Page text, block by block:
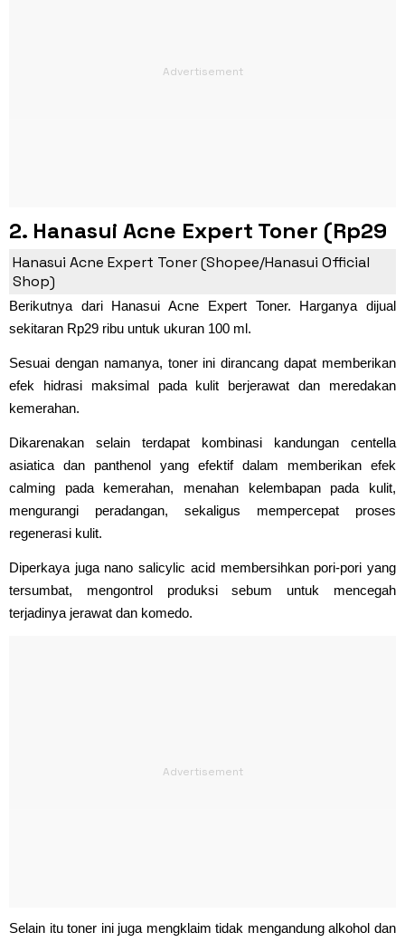
2. Hanasui Acne Expert Toner (Rp29
Ribu)
Hanasui Acne Expert Toner (Shopee/Hanasui Official
Shop)
Berikutnya dari Hanasui Acne Expert Toner. Harganya dijual
sekitaran Rp29 ribu untuk ukuran 100 ml.
Sesuai dengan namanya, toner ini dirancang dapat memberikan
efek hidrasi maksimal pada kulit berjerawat dan meredakan
kemerahan.
Dikarenakan selain terdapat kombinasi kandungan centella
asiatica dan panthenol yang efektif dalam memberikan efek
calming pada kemerahan, menahan kelembapan pada kulit,
mengurangi peradangan, sekaligus mempercepat proses
regenerasi kulit.
Diperkaya juga nano salicylic acid membersihkan pori-pori yang
tersumbat, mengontrol produksi sebum untuk mencegah
terjadinya jerawat dan komedo.
Selain itu toner ini juga mengklaim tidak mengandung alkohol dan